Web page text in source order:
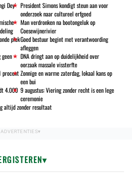
Dey' President Simons kondigt steun aan voor
onderzoek naar cultureel erfgoed
Man verdronken na bootongeluk op
Coesewijnerivier
plekGoed bestuur begint met verantwoording
afleggen
DNA dringt aan op duidelijkheid over
oorzaak massale vissterfte
procentZonnige en warme zaterdag, lokaal kans op
een bui
4.000 9 augustus: Viering zonder recht is een lege
ceremonie
altijd zonder resultaat